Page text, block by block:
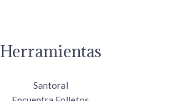
Herramientas
Santoral